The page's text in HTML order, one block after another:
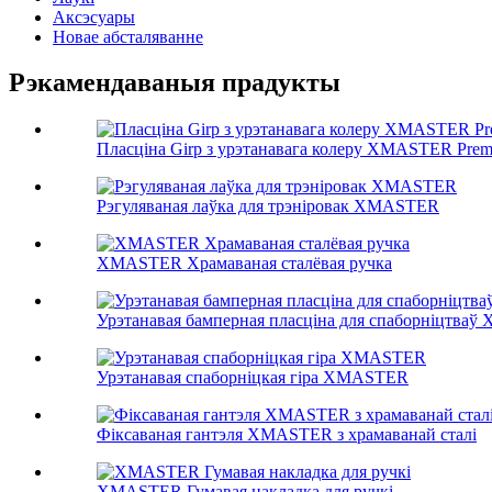
Аксэсуары
Новае абсталяванне
Рэкамендаваныя прадукты
Пласціна Girp з урэтанавага колеру XMASTER
Рэгуляваная лаўка для трэніровак XMASTER
XMASTER Храмаваная сталёвая ручка
Урэтанавая бамперная пласціна для спаборніцтваў
Урэтанавая спаборніцкая гіра XMASTER
Фіксаваная гантэля XMASTER з храмаванай сталі